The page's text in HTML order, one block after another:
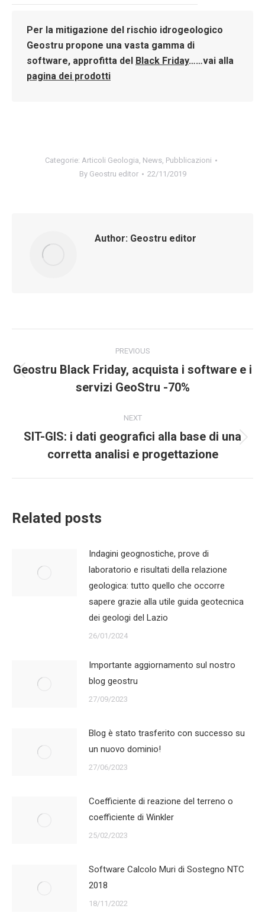
Per la mitigazione del rischio idrogeologico
Geostru propone una vasta gamma di
software, approfitta del Black Friday……vai alla
pagina dei prodotti
Categorie: Articoli Geologia, News, Pubblicazioni
By Geostru editor 22/11/2019
Author: Geostru editor
navigation
PREVIOUS
Previous
post:
Geostru Black Friday, acquista i software e i
servizi GeoStru -70%
NEXT
Next
post:
SIT-GIS: i dati geografici alla base di una
corretta analisi e progettazione
Related posts
Indagini geognostiche, prove di
laboratorio e risultati della relazione
geologica: tutto quello che occorre
sapere grazie alla utile guida geotecnica
dei geologi del Lazio
26/01/2024
Importante aggiornamento sul nostro
blog geostru
27/09/2023
Blog è stato trasferito con successo su
un nuovo dominio!
27/06/2023
Coefficiente di reazione del terreno o
coefficiente di Winkler
25/02/2023
Software Calcolo Muri di Sostegno NTC
2018
18/11/2022